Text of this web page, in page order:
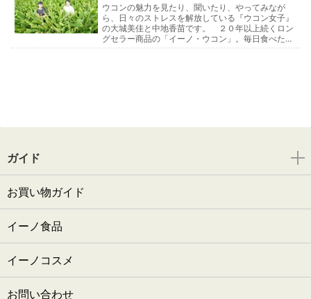
ウコンの魅力を見たり、聞いたり、やってみなが
ら、日々のストレスを解放している『ウコン女子』
の大城美佳と中地香苗です。 ２０年以上続くロン
グセラー商品の「イーノ・ウコン」。毎日食べた
ガイド
お買い物ガイド
イーノ食品
イーノコスメ
お問い合わせ